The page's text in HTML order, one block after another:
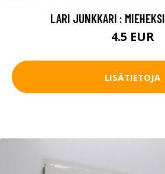
LARI JUNKKARI :
4.5 EUR
LISÄTIETOJA